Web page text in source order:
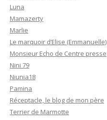
Luna
Mamazerty
Marlie
Le marquoir d’Elise (Emmanuelle)
Monsieur Echo de Centre presse
Nini 79
Niunia18
Pamina
Réceptacle, le blog de mon père
Terrier de Marmotte